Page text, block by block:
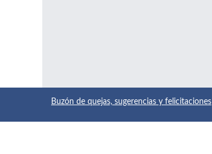
Buzón de quejas, sugerencias y felicitaciones